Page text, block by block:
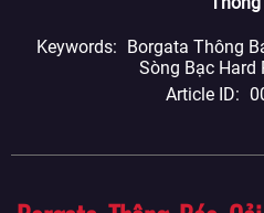
Keywords
Borgata Thông
Sòng Bạc Hard
Article ID